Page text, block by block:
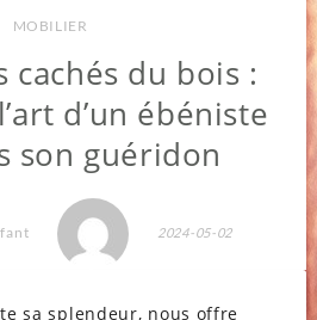
MOBILIER
cachés du bois :
d’un ébéniste
son guéridon
2024-05-02
sa splendeur, nous offre